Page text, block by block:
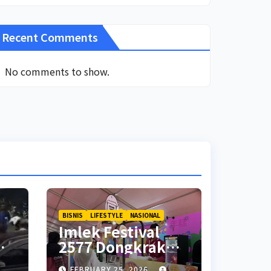
Recent Comments
No comments to show.
BISNIS LIFESTYLE NASIONAL
Imlek Festival
2577 Dongkrak
Penjualan UMKM
FEBRUARY 25, 2026